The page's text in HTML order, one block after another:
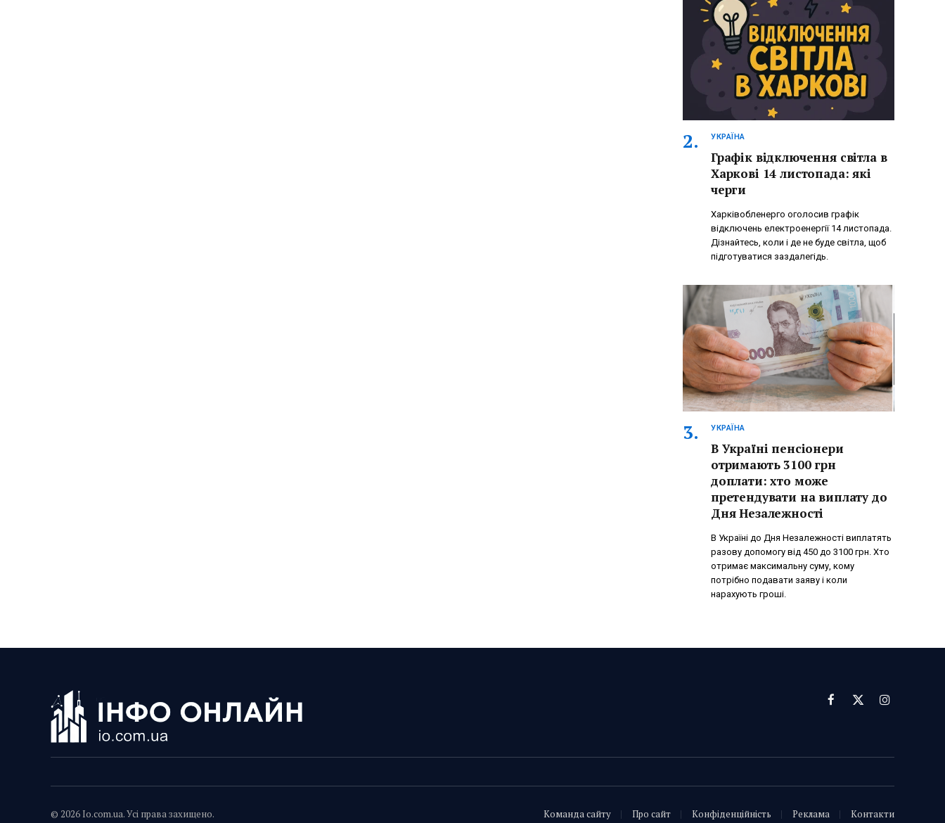
УКРАЇНА
Графік відключення світла в
Харкові 14 листопада: які
черги
Харківобленерго оголосив графік
відключень електроенергії 14 листопада.
Дізнайтесь, коли і де не буде світла, щоб
підготуватися заздалегідь.
УКРАЇНА
В Україні пенсіонери
отримають 3100 грн
доплати: хто може
претендувати на виплату до
Дня Незалежності
В Україні до Дня Незалежності виплатять
разову допомогу від 450 до 3100 грн. Хто
отримає максимальну суму, кому
потрібно подавати заяву і коли
нарахують гроші.
Facebook
X
Instagram
© 2026 Io.com.ua. Усі права захищено. Команда сайту Про сайт Конфіденційність Реклама Контакти